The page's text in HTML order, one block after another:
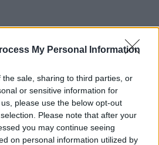
My Personal Information
sale, sharing to third parties, or
or sensitive information for
please use the below opt-out
Please note that after your
you may continue seeing
on personal information utilized by
vanno in onda